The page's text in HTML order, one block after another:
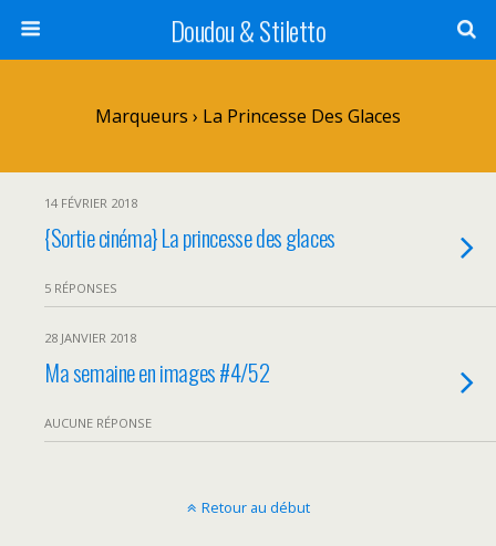
Doudou & Stiletto
Marqueurs › La Princesse Des Glaces
14 FÉVRIER 2018
{Sortie cinéma} La princesse des glaces
5 RÉPONSES
28 JANVIER 2018
Ma semaine en images #4/52
AUCUNE RÉPONSE
Retour au début